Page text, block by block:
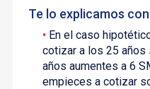
Te lo explicamos
En el caso
cotizar a los 25 años
años aumentes a 6
empieces a cotizar